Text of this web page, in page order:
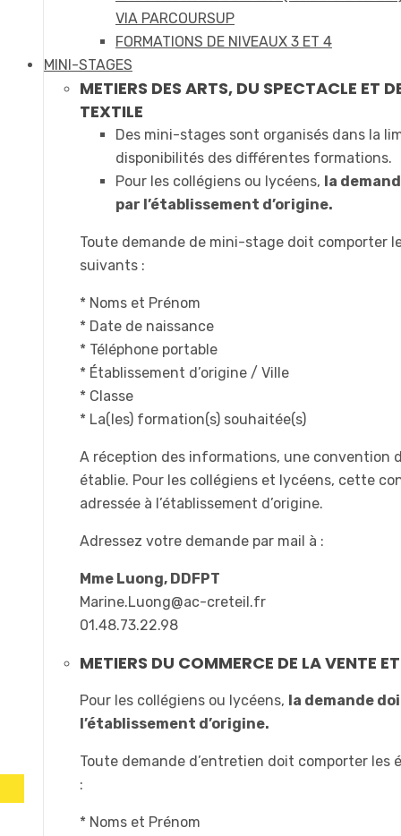
VIA PARCOURSUP
FORMATIONS DE NIVEAUX 3 ET 4
MINI-STAGES
METIERS DES ARTS, DU SPECTACLE ET
TEXTILE
Des mini-stages sont organisés dans la
disponibilités des différentes formations.
Pour les collégiens ou lycéens, la
par l’établissement d’origine.
Toute demande de mini-stage doit comporter
suivants :
* Noms et Prénom
* Date de naissance
* Téléphone portable
* Établissement d’origine / Ville
* Classe
* La(les) formation(s) souhaitée(s)
A réception des informations, une convention
établie. Pour les collégiens et lycéens, cette
adressée à l’établissement d’origine.
Adressez votre demande par mail à :
Mme Luong, DDFPT
Marine.Luong@ac-creteil.fr
01.48.73.22.98
METIERS DU COMMERCE DE LA VENTE
Pour les collégiens ou lycéens, la demande
l’établissement d’origine.
Toute demande d’entretien doit comporter les
:
* Noms et Prénom